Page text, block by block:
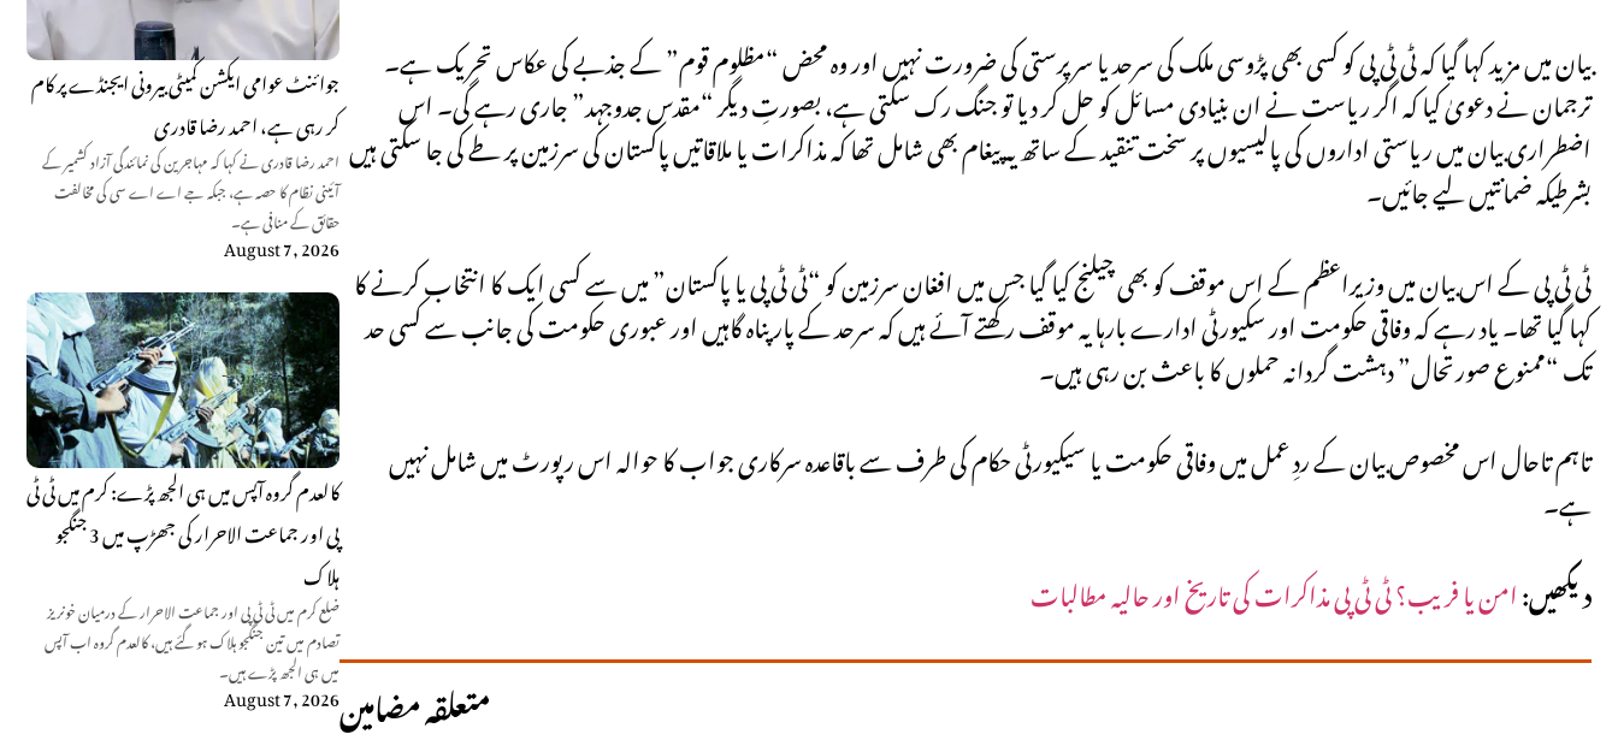
جوائنٹ عوامی ایکشن کمیٹی بیرونی ایجنڈے پر کام
کر رہی ہے، احمد رضا قادری
احمد رضا قادری نے کہا کہ مہاجرین کی نمائندگی آزاد کشمیر کے
آئینی نظام کا حصہ ہے، جبکہ جے اے اے سی کی مخالفت
حقائق کے منافی ہے۔
August 7, 2026
کالعدم گروہ آپس میں ہی الجھ پڑے: کرم میں ٹی ٹی
پی اور جماعت الاحرار کی جھڑپ میں 3 جنگجو
ہلاک
ضلع کرم میں ٹی ٹی پی اور جماعت الاحرار کے درمیان خونریز
تصادم میں تین جنگجو ہلاک ہو گئے ہیں، کالعدم گروہ اب آپس
میں ہی الجھ پڑے ہیں۔
August 7, 2026
بیان میں مزید کہا گیا کہ ٹی ٹی پی کو کسی بھی پڑوسی ملک کی سرحد یا سرپرستی کی ضرورت نہیں اور وہ محض “مظلوم قوم” کے جذبے کی عکاس تحریک ہے۔
ترجمان نے دعویٰ کیا کہ اگر ریاست نے ان بنیادی مسائل کو حل کر دیا تو جنگ رک سکتی ہے، بصورتِ دیگر “مقدس جدوجہد” جاری رہے گی۔ اس
اضطراری بیان میں ریاستی اداروں کی پالیسیوں پر سخت تنقید کے ساتھ یہ پیغام بھی شامل تھا کہ مذاکرات یا ملاقاتیں پاکستان کی سرزمین پر طے کی جا سکتی ہیں
بشرطیکہ ضمانتیں لیے جائیں۔
ٹی ٹی پی کے اس بیان میں وزیراعظم کے اس موقف کو بھی چیلنج کیا گیا جس میں افغان سرزمین کو “ٹی ٹی پی یا پاکستان” میں سے کسی ایک کا انتخاب کرنے کا
کہا گیا تھا۔ یاد رہے کہ وفاقی حکومت اور سکیورٹی ادارے بارہا یہ موقف رکھتے آئے ہیں کہ سرحد کے پار پناہ گاہیں اور عبوری حکومت کی جانب سے کسی حد
تک “ممنوع صورتحال” دہشت گردانہ حملوں کا باعث بن رہی ہیں۔
تاہم تاحال اس مخصوص بیان کے ردِ عمل میں وفاقی حکومت یا سیکیورٹی حکام کی طرف سے باقاعدہ سرکاری جواب کا حوالہ اس رپورٹ میں شامل نہیں
ہے۔
دیکھیں:امن یا فریب؟ ٹی ٹی پی مذاکرات کی تاریخ اور حالیہ مطالبات
متعلقہ مضامین